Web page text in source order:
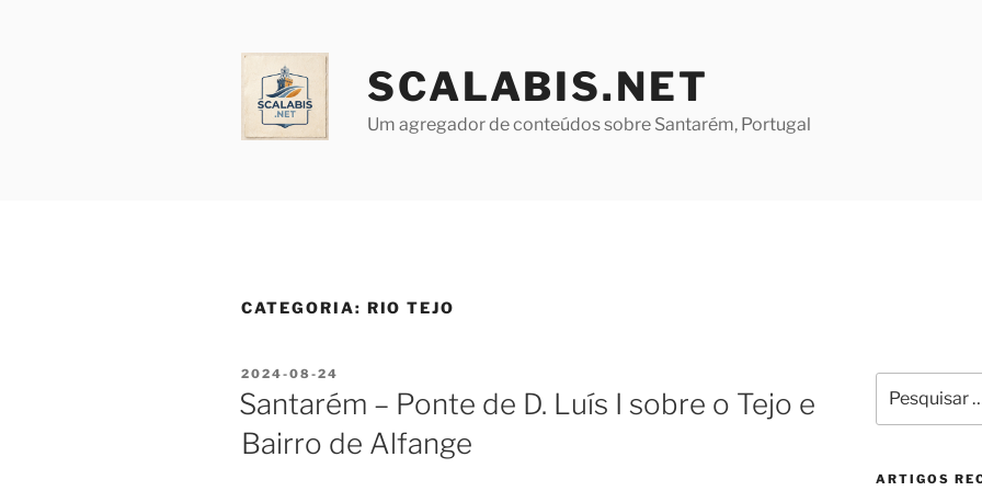
SCALABIS.NET
Um agregador de conteúdos sobre Santarém, Portugal
CATEGORIA: RIO TEJO
PUBLICADO
EM
2024-08-24
Santarém – Ponte de D. Luís I sobre o Tejo e
Bairro de Alfange
por:
ARTIGOS